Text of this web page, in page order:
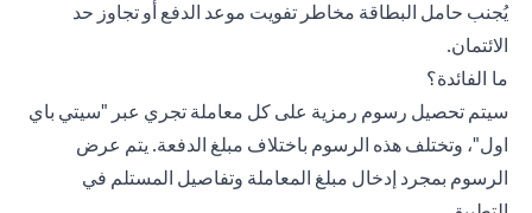
يُجنب حامل البطاقة مخاطر تفويت موعد الدفع أو تجاوز حد
الائتمان.
ما الفائدة؟
سيتم تحصيل رسوم رمزية على كل معاملة تجري عبر "سيتي باي
اول"، وتختلف هذه الرسوم باختلاف مبلغ الدفعة. يتم عرض
الرسوم بمجرد إدخال مبلغ المعاملة وتفاصيل المستلم في